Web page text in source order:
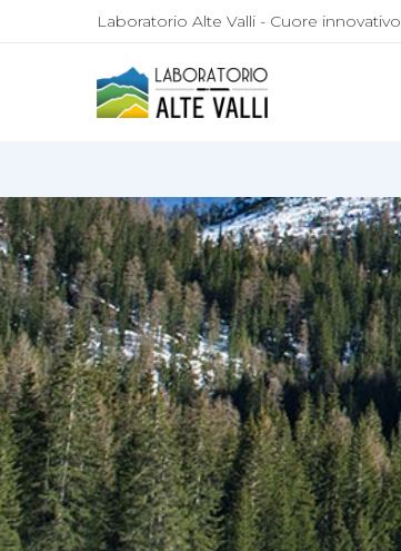
Laboratorio Alte Valli - Cuore innovativo